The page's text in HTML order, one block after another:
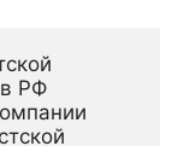
РФ